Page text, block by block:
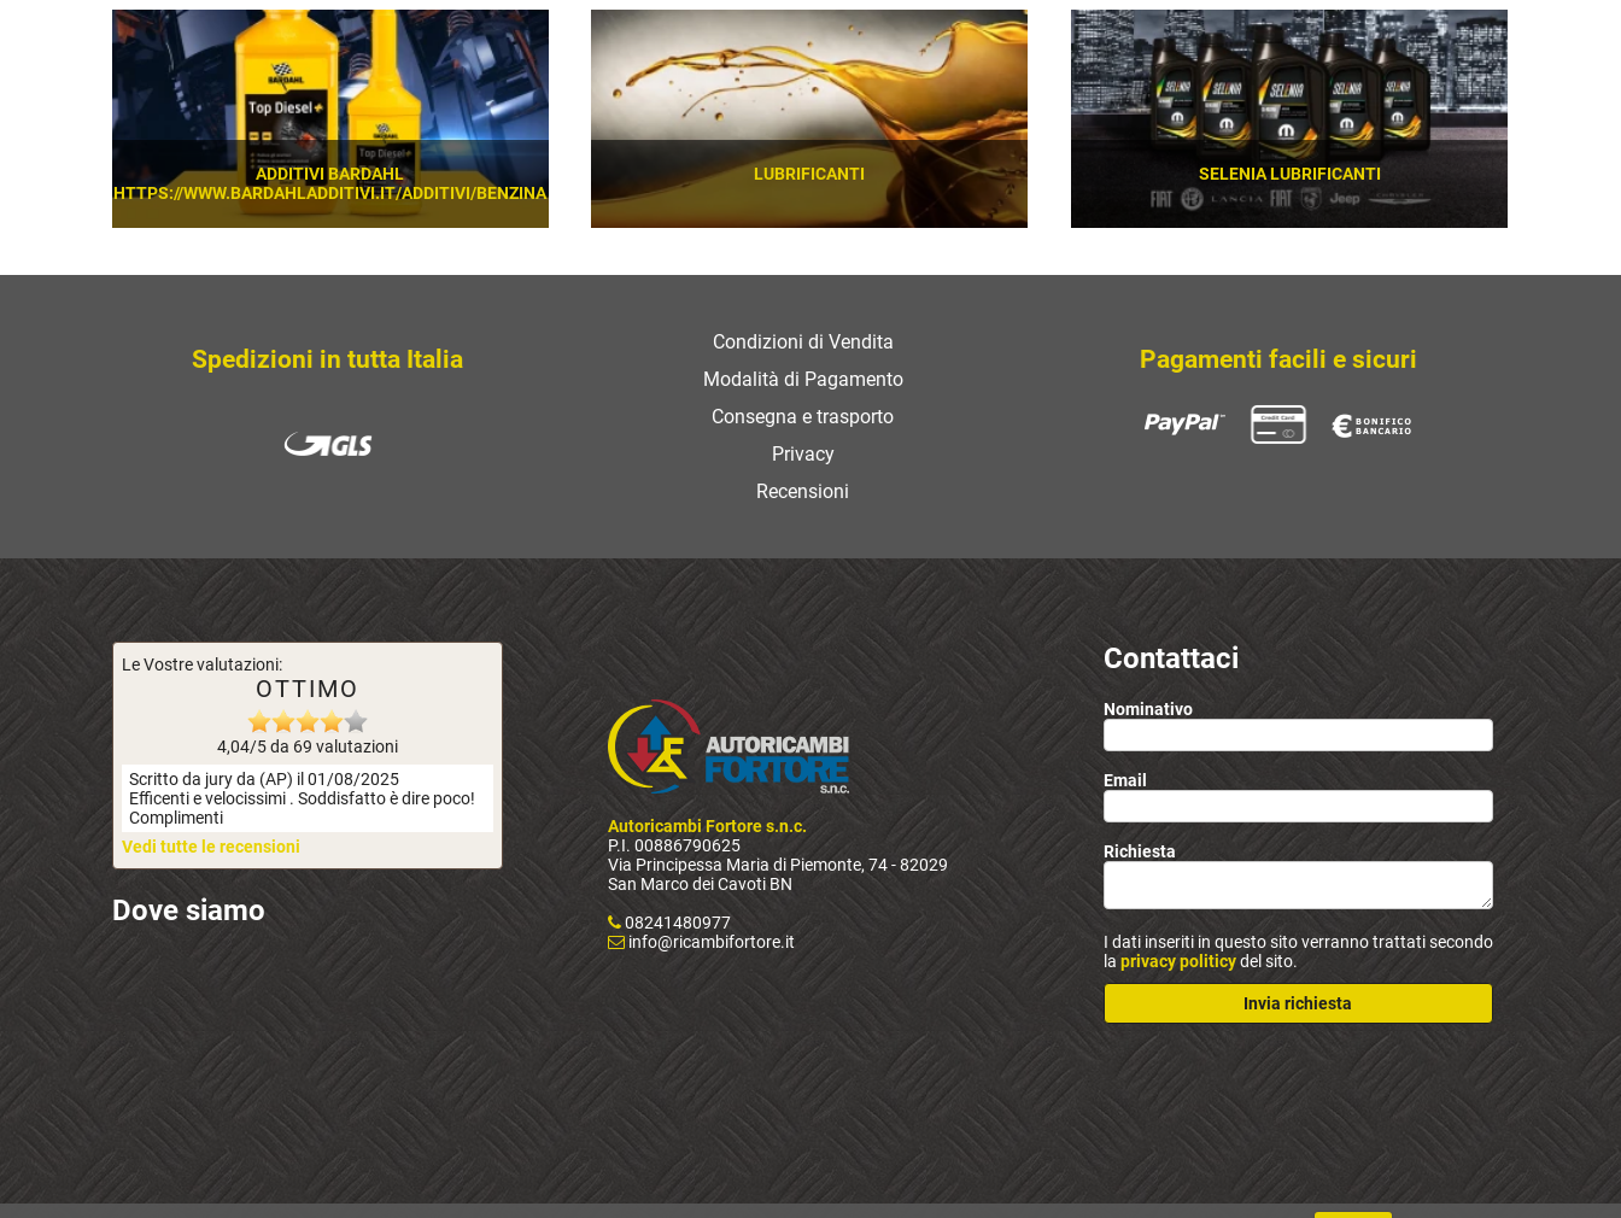
ADDITIVI BARDAHL
HTTPS://WWW.BARDAHLADDITIVI.IT/ADDITIVI/BENZINA
LUBRIFICANTI SELENIA LUBRIFICANTI
Spedizioni in tutta Italia
Condizioni di Vendita
Modalità di Pagamento
Consegna e trasporto
Privacy
Recensioni
Pagamenti facili e sicuri
Le Vostre valutazioni:
OTTIMO
4,04/5 da 69 valutazioni
Scritto da jury da (AP) il 01/08/2025
Efficenti e velocissimi . Soddisfatto è dire poco!
Complimenti
Vedi tutte le recensioni
Dove siamo
Autoricambi Fortore s.n.c.
P.I. 00886790625
Via Principessa Maria di Piemonte, 74 - 82029
San Marco dei Cavoti BN
08241480977
info@ricambifortore.it
Contattaci
Nominativo
Email
Richiesta
I dati inseriti in questo sito verranno trattati secondo
la privacy politicydel sito.
Invia richiesta